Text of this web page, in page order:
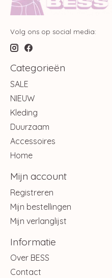
Volg ons op social media:
Categorieën
SALE
NIEUW
Kleding
Duurzaam
Accessoires
Home
Mijn account
Registreren
Mijn bestellingen
Mijn verlanglijst
Informatie
Over BESS
Contact